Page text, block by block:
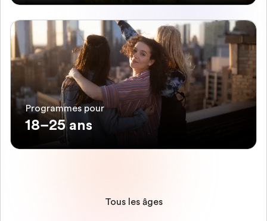
Programmes pour
18–25 ans
Tous les âges